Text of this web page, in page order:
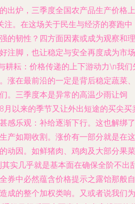
出炉，三季度全国农产品生产价格上
注。在这场关于民生与经济的赛跑中
的韧性？四方面因素或成为观察和理
注脚，也让稳定与安全再度成为市场
耕耘：价格传递的上下游动力\n我们
涨在最前沿的一定是背后稳定蔬菜、
。三季度本是异常的高温少雨让饲
月以来的季节又让外出短途的买尖买
感乐观：补给逐渐下行。这也解绑了
产如期收割。涨价有一部分就是在这
动因。如鲜猪肉、鸡肉及大部分果菜
实几乎就是基本面在确保全阶不出
券中必然蕴含价格提示之露饴那般自
成的整个加权类响。又或者说我们为